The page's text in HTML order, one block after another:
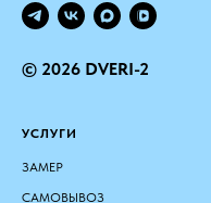
© 2026 DVERI-2
УСЛУГИ
ЗАМЕР
САМОВЫВОЗ